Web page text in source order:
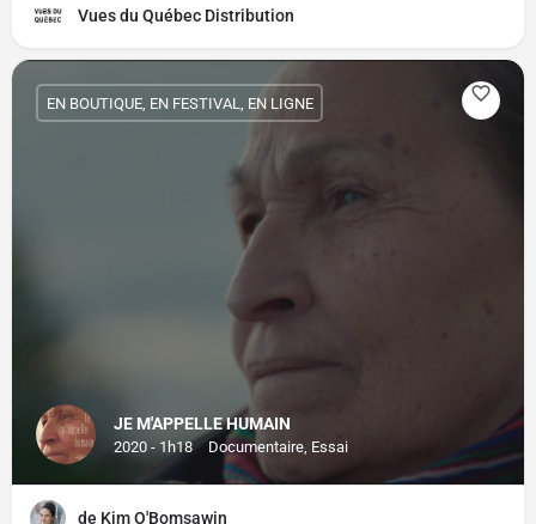
Vues du Québec Distribution
JE M'APPELLE HUMAIN
2020 - 1h18 Documentaire, Essai
EN BOUTIQUE, EN FESTIVAL, EN LIGNE
de Kim O'Bomsawin